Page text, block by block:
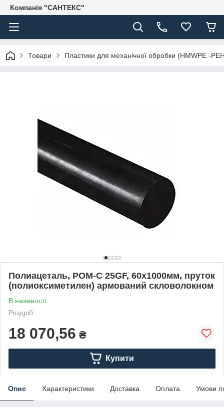
Компанія "САНТЕКС"
Товари Пластики для механічної обробки (HMWPE -
Полиацеталь, POM-C 25GF, 60х1000мм, пруток
(полиоксиметилен) армований скловолокном
В наявності
Роздріб
18 070,56 ₴
Купити
Опис Характеристики Доставка Оплата Умови